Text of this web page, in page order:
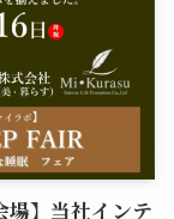
場】当社インテ